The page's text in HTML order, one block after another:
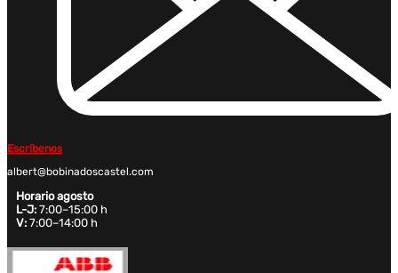
Escríbenos
albert@bobinadoscastel.com
Horario agosto
L-J: 7:00–15:00 h
V: 7:00–14:00 h